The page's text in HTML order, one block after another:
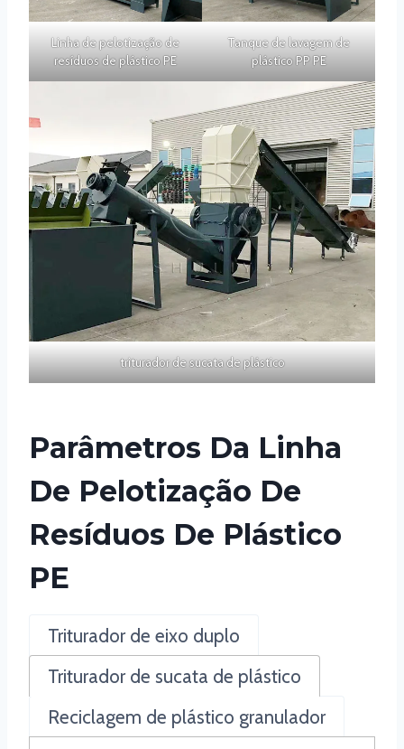
Linha de pelotização de
resíduos de plástico PE
Tanque de lavagem de
plástico PP PE
triturador de sucata de plástico
Parâmetros Da Linha
De Pelotização De
Resíduos De Plástico
PE
Triturador de eixo duplo
Triturador de sucata de plástico
Reciclagem de plástico granulador